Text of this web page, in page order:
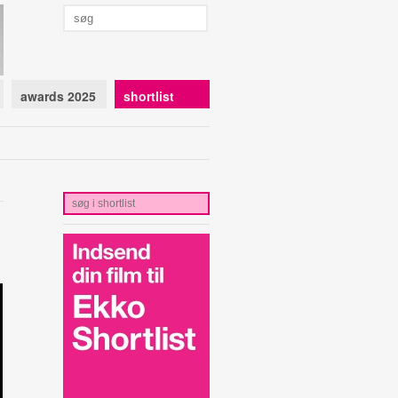
awards 2025 shortlist